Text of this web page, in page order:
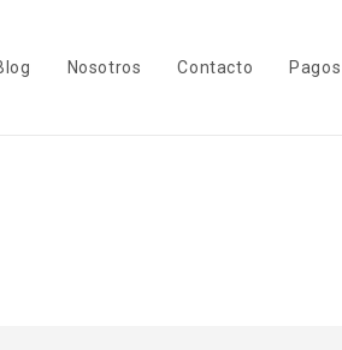
Nosotros Contacto Pagos